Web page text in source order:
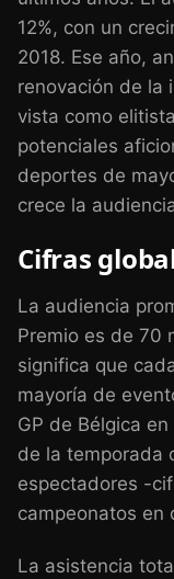
12%, con un
2018. Ese año,
renovación de la
vista como
potenciales
deportes de
crece la
Cifras
La audiencia
Premio es de 70
significa que
mayoría de
GP de Bélgica
de la temporada
espectadores -
campeonatos en
La asistencia